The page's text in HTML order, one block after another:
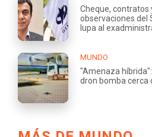
Cheque, contratos
observaciones del
lupa al
MUNDO
"Amenaza
dron bomba cerca